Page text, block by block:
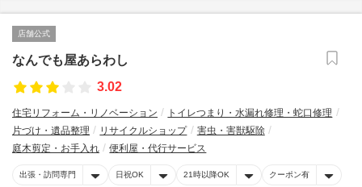
店舗公式
なんでも屋あらわし
3.02
住宅リフォーム・リノベーション
トイレつまり・水漏れ修理・蛇口修理
片づけ・遺品整理
リサイクルショップ
害虫・害獣駆除
庭木剪定・お手入れ
便利屋・代行サービス
出張・訪問専門 日祝OK 21時以降OK クーポン有